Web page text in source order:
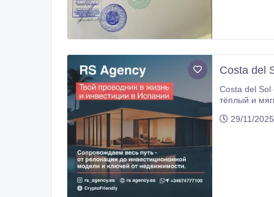
Costa del
Costa del Sol — одно из немногих
тёплый и мягкий климат
закрытыми
29/11/